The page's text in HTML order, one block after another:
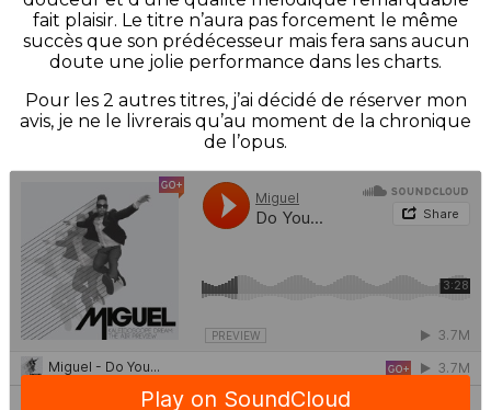
fait plaisir. Le titre n’aura pas forcement le même
succès que son prédécesseur mais fera sans aucun
doute une jolie performance dans les charts.
Pour les 2 autres titres, j’ai décidé de réserver mon
avis, je ne le livrerais qu’au moment de la chronique
de l’opus.